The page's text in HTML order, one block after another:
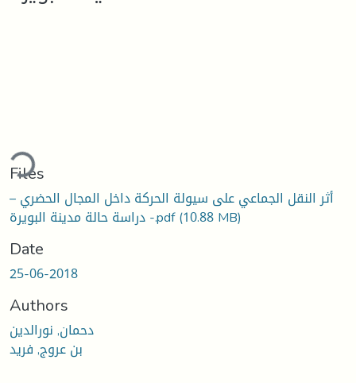
Files
أثر النقل الجماعي على سيولة الحركة داخل المجال الحضري –
دراسة حالة مدينة البويرة -.pdf(10.88 MB)
Date
25-06-2018
Authors
دحمان, نورالدين
بن عروج, فريد